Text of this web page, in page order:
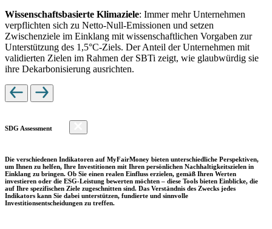
Wissenschaftsbasierte Klimaziele: Immer mehr Unternehmen
verpflichten sich zu Netto-Null-Emissionen und setzen
Zwischenziele im Einklang mit wissenschaftlichen Vorgaben zur
Unterstützung des 1,5°C-Ziels. Der Anteil der Unternehmen mit
validierten Zielen im Rahmen der SBTi zeigt, wie glaubwürdig sie
ihre Dekarbonisierung ausrichten.
SDG Assessment
Die verschiedenen Indikatoren auf MyFairMoney bieten unterschiedliche Perspektiven,
um Ihnen zu helfen, Ihre Investitionen mit Ihren persönlichen Nachhaltigkeitszielen in
Einklang zu bringen. Ob Sie einen realen Einfluss erzielen, gemäß Ihren Werten
investieren oder die ESG-Leistung bewerten möchten – diese Tools bieten Einblicke, die
auf Ihre spezifischen Ziele zugeschnitten sind. Das Verständnis des Zwecks jedes
Indikators kann Sie dabei unterstützen, fundierte und sinnvolle
Investitionsentscheidungen zu treffen.